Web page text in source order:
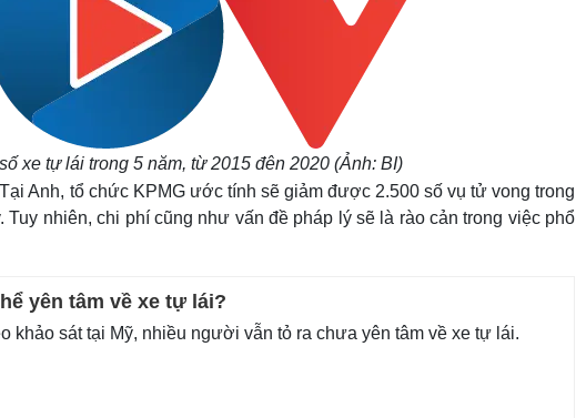
xe tự lái trong 5 năm, từ 2015 đên 2020 (Ảnh: BI)
Anh, tổ chức KPMG ước tính sẽ giảm được 2.500 số vụ tử vong trong
nhiên, chi phí cũng như vấn đề pháp lý sẽ là rào cản trong việc phổ
yên tâm về xe tự lái?
khảo sát tại Mỹ, nhiều người vẫn tỏ ra chưa yên tâm về xe tự lái.